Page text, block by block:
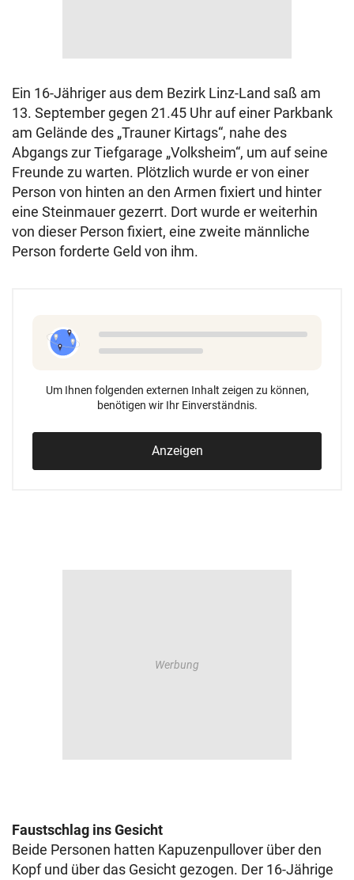
Ein 16-Jähriger aus dem Bezirk Linz-Land saß am
13. September gegen 21.45 Uhr auf einer Parkbank
am Gelände des „Trauner Kirtags“, nahe des
Abgangs zur Tiefgarage „Volksheim“, um auf seine
Freunde zu warten. Plötzlich wurde er von einer
Person von hinten an den Armen fixiert und hinter
eine Steinmauer gezerrt. Dort wurde er weiterhin
von dieser Person fixiert, eine zweite männliche
Person forderte Geld von ihm.
Um Ihnen folgenden externen Inhalt zeigen zu können,
benötigen wir Ihr Einverständnis.
Anzeigen
Faustschlag ins Gesicht
Beide Personen hatten Kapuzenpullover über den
Kopf und über das Gesicht gezogen. Der 16-Jährige